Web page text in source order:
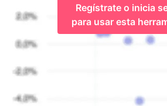
Regístrate o inicia
para usar esta